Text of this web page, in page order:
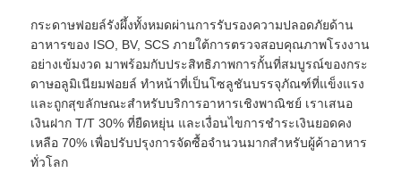
กระดาษฟอยล์รังผึ้งทั้งหมดผ่านการรับรองความปลอดภัยด้าน
อาหารของ ISO, BV, SCS ภายใต้การตรวจสอบคุณภาพโรงงาน
อย่างเข้มงวด มาพร้อมกับประสิทธิภาพการกั้นที่สมบูรณ์ของกระ
ดาษอลูมิเนียมฟอยล์ ทำหน้าที่เป็นโซลูชันบรรจุภัณฑ์ที่แข็งแรง
และถูกสุขลักษณะสำหรับบริการอาหารเชิงพาณิชย์ เราเสนอ
เงินฝาก T/T 30% ที่ยืดหยุ่น และเงื่อนไขการชำระเงินยอดคง
เหลือ 70% เพื่อปรับปรุงการจัดซื้อจำนวนมากสำหรับผู้ค้าอาหาร
ทั่วโลก